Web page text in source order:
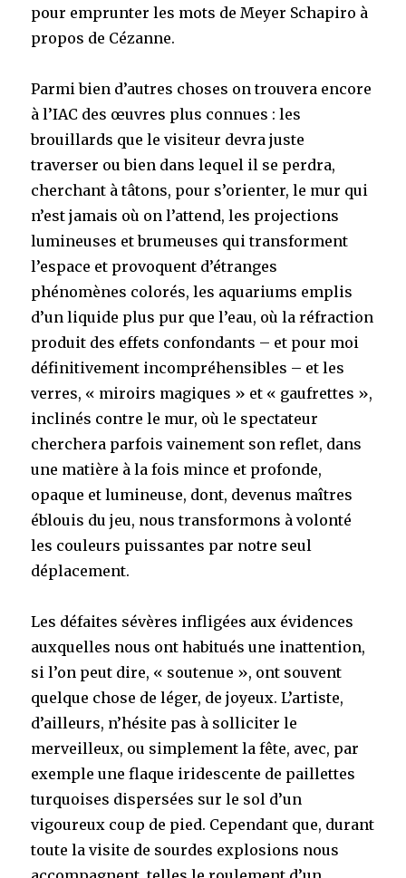
pour emprunter les mots de Meyer Schapiro à
propos de Cézanne.
Parmi bien d’autres choses on trouvera encore
à l’IAC des œuvres plus connues : les
brouillards que le visiteur devra juste
traverser ou bien dans lequel il se perdra,
cherchant à tâtons, pour s’orienter, le mur qui
n’est jamais où on l’attend, les projections
lumineuses et brumeuses qui transforment
l’espace et provoquent d’étranges
phénomènes colorés, les aquariums emplis
d’un liquide plus pur que l’eau, où la réfraction
produit des effets confondants – et pour moi
définitivement incompréhensibles – et les
verres, « miroirs magiques » et « gaufrettes »,
inclinés contre le mur, où le spectateur
cherchera parfois vainement son reflet, dans
une matière à la fois mince et profonde,
opaque et lumineuse, dont, devenus maîtres
éblouis du jeu, nous transformons à volonté
les couleurs puissantes par notre seul
déplacement.
Les défaites sévères infligées aux évidences
auxquelles nous ont habitués une inattention,
si l’on peut dire, « soutenue », ont souvent
quelque chose de léger, de joyeux. L’artiste,
d’ailleurs, n’hésite pas à solliciter le
merveilleux, ou simplement la fête, avec, par
exemple une flaque iridescente de paillettes
turquoises dispersées sur le sol d’un
vigoureux coup de pied. Cependant que, durant
toute la visite de sourdes explosions nous